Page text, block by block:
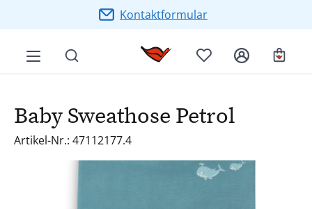
Zum Hauptinhalt springenKontaktformular
Baby Sweathose Petrol
Artikel-Nr.: 47112177.4
Bildergalerie überspringen